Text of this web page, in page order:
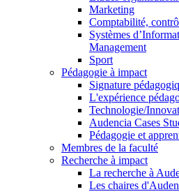
Marketing
Comptabilité,
Systèmes
Management
Sport
Pédagogie à impact
Signature
L'expérience
Technologie/
Audencia Cases
Pédagogie et
Membres de la faculté
Recherche à impact
La recherche à
Les chaires